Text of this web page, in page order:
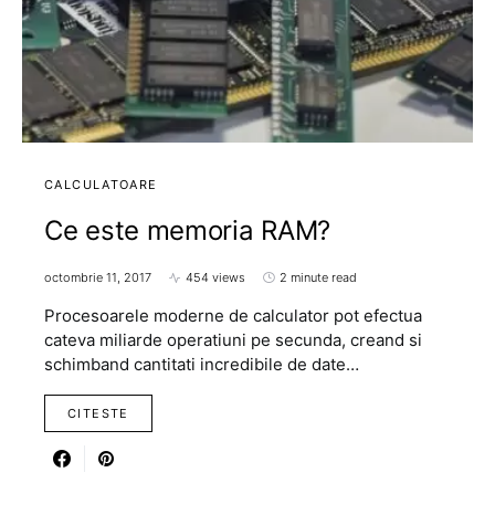
CALCULATOARE
Ce este memoria RAM?
octombrie 11, 2017 454 views 2 minute read
Procesoarele moderne de calculator pot efectua
cateva miliarde operatiuni pe secunda, creand si
schimband cantitati incredibile de date…
CITESTE